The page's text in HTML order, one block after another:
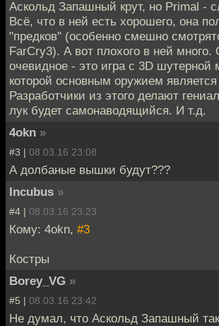
Аскольд Запашный крут, но Primal -
Всё, что в ней есть хорошего, она
"предков" (особенно смешно
FarCry3). А вот плохого в ней много.
очевидное - это игра с 3D шутерной
которой основным оружием является
Разработчики из этого делают
лук будет самонаводящийся. И т.д.
4okn »
#3 | 08.03.16 23:08
А долбаные вышки будут???
Incubus »
#4 | 08.03.16 23:23
Кому: 4okn, #3
Костры
Borey_VG »
#5 | 08.03.16 23:42
Не думал, что Аскольд Запашный